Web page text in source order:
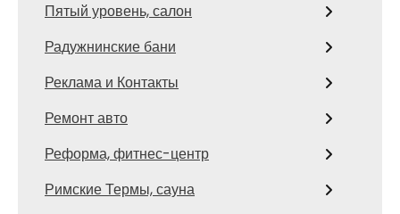
Пятый уровень, салон
Радужнинские бани
Реклама и Контакты
Ремонт авто
Реформа, фитнес-центр
Римские Термы, сауна